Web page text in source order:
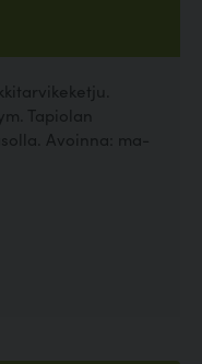
Tapiolan
Avoinna: ma-